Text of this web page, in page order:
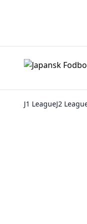
J1 LeagueJ2